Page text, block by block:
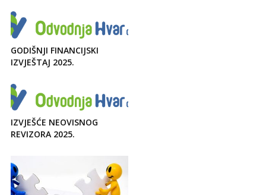
GODIŠNJI FINANCIJSKI
IZVJEŠTAJ 2025.
IZVJEŠĆE NEOVISNOG
REVIZORA 2025.